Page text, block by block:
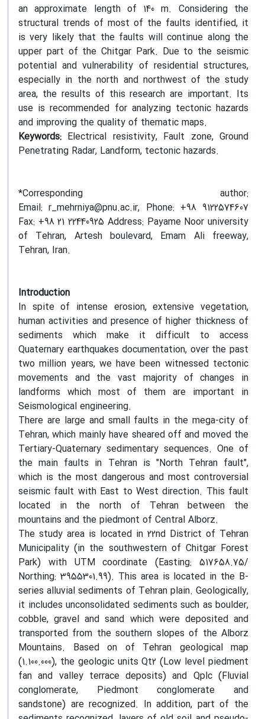
an approximate length of 140 m. Considering the
structural trends of most of the faults identified, it
is very likely that the faults will continue along the
upper part of the Chitgar Park. Due to the seismic
potential and vulnerability of residential structures,
especially in the north and northwest of the study
area, the results of this research are important. Its
use is recommended for analyzing tectonic hazards
and improving the quality of thematic maps.
Keywords: Electrical resistivity, Fault zone, Ground
Penetrating Radar, Landform, tectonic hazards.
*Corresponding author:
Email: r_mehrniya@pnu.ac.ir, Phone: +98 9122574607
Fax: +98 21 22440925 Address: Payame Noor university
of Tehran, Artesh boulevard, Emam Ali freeway,
Tehran, Iran.
Introduction
In spite of intense erosion, extensive vegetation,
human activities and presence of higher thickness of
sediments which make it difficult to access
Quaternary earthquakes documentation, over the past
two million years, we have been witnessed tectonic
movements and the vast majority of changes in
landforms which most of them are important in
Seismological engineering.
There are large and small faults in the mega-city of
Tehran, which mainly have sheared off and moved the
Tertiary-Quaternary sedimentary sequences. One of
the main faults in Tehran is "North Tehran fault",
which is the most dangerous and most controversial
seismic fault with East to West direction. This fault
located in the north of Tehran between the
mountains and the piedmont of Central Alborz.
The study area is located in 22nd District of Tehran
Municipality (in the southwestern of Chitgar Forest
Park) with UTM coordinate (Easting: 517658.75/
Northing: 3955301.99). This area is located in the B-
series alluvial sediments of Tehran plain. Geologically,
it includes unconsolidated sediments such as boulder,
cobble, gravel and sand which were deposited and
transported from the southern slopes of the Alborz
Mountains. Based on of Tehran geological map
(1.100.000), the geologic units Qt2 (Low level piedment
fan and valley terrace deposits) and Qplc (Fluvial
conglomerate, Piedmont conglomerate and
sandstone) are recognized. In addition, part of the